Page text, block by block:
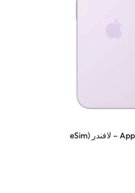
Apple iPhone 17 (256GB) – لافندر (eSim